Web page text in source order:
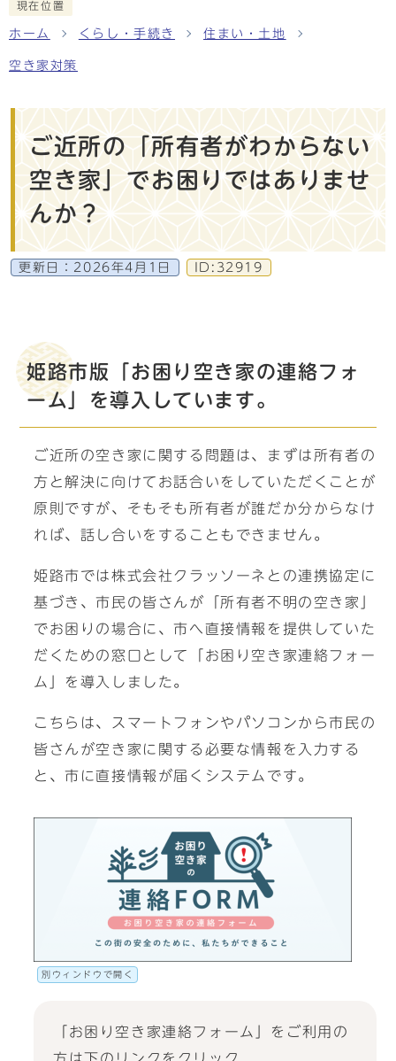
現在位置
ホーム くらし・手続き 住まい・土地
空き家対策
ご近所の「所有者がわからない
空き家」でお困りではありませ
んか？
更新日： 2026年4月1日 ID:32919
姫路市版「お困り空き家の連絡フォ
ーム」を導入しています。
ご近所の空き家に関する問題は、まずは所有者の
方と解決に向けてお話合いをしていただくことが
原則ですが、そもそも所有者が誰だか分からなけ
れば、話し合いをすることもできません。
姫路市では株式会社クラッソーネとの連携協定に
基づき、市民の皆さんが「所有者不明の空き家」
でお困りの場合に、市へ直接情報を提供していた
だくための窓口として「お困り空き家連絡フォー
ム」を導入しました。
こちらは、スマートフォンやパソコンから市民の
皆さんが空き家に関する必要な情報を入力する
と、市に直接情報が届くシステムです。
別ウィンドウで開く
「お困り空き家連絡フォーム」をご利用の